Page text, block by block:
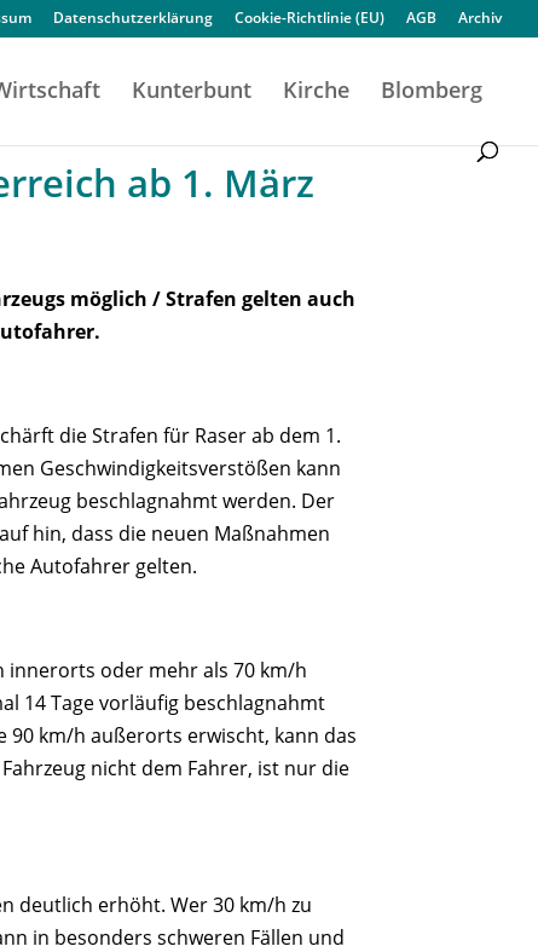
Datenschutzerklärung Cookie-Richtlinie (EU) AGB Archiv
Kunterbunt Kirche Blomberg
ab 1. März
möglich / Strafen gelten auch
die Strafen für Raser ab dem 1.
Geschwindigkeitsverstößen kann
beschlagnahmt werden. Der
hin, dass die neuen Maßnahmen
Autofahrer gelten.
innerorts oder mehr als 70 km/h
14 Tage vorläufig beschlagnahmt
km/h außerorts erwischt, kann das
nicht dem Fahrer, ist nur die
deutlich erhöht. Wer 30 km/h zu
in besonders schweren Fällen und